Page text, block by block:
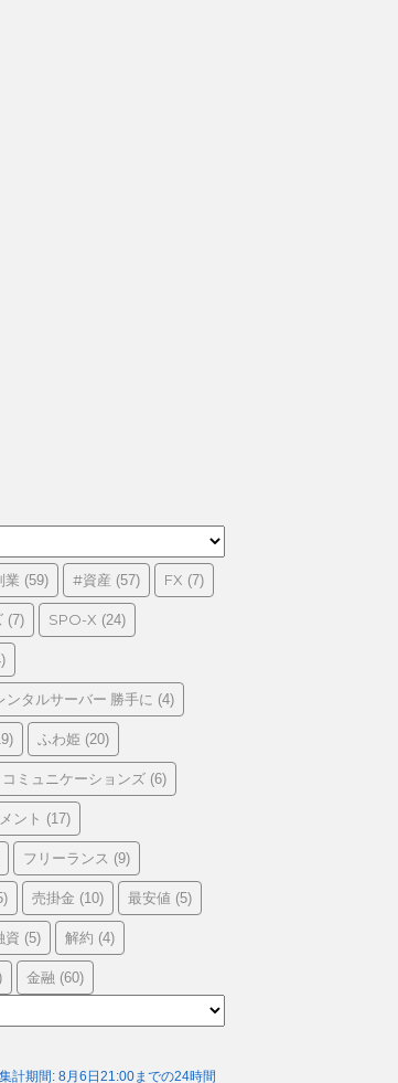
業 (59) #資産 (57) FX (7)
(7) SPO-X (24)
ンタルサーバー 勝手に (4)
ふわ姫 (20)
ミュニケーションズ (6)
ント (17)
フリーランス (9)
売掛金 (10) 最安値 (5)
資 (5) 解約 (4)
金融 (60)